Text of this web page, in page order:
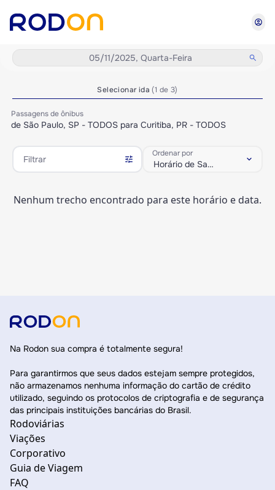
account_circle
05/11/2025, Quarta-Feira search
Selecionar ida(1 de 3)
Passagens de ônibus
de São Paulo, SP - TODOS para Curitiba, PR - TODOS
Filtrar tune Ordenar por
Horário de Saída keyboard_arrow_down
Nenhum trecho encontrado para este horário e data.
Na Rodon sua compra é totalmente segura!
Para garantirmos que seus dados estejam sempre protegidos,
não armazenamos nenhuma informação do cartão de crédito
utilizado, seguindo os protocolos de criptografia e de segurança
das principais instituições bancárias do Brasil.
Rodoviárias
Viações
Corporativo
Guia de Viagem
FAQ